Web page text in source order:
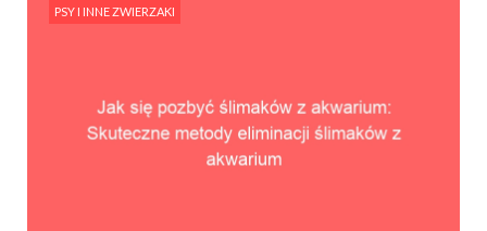
PSY I INNE ZWIERZAKI